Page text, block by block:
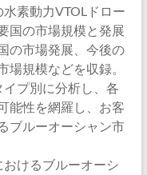
素動力VTOLドロー
国の市場規模と発展
の市場発展、今後の
規模などを収録。
プ別に分析し、各
能性を網羅し、お客
ブルーオーシャン市
けるブルーオーシ